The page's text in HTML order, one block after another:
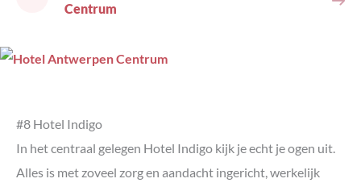
Centrum
#8 Hotel Indigo
In het centraal gelegen Hotel Indigo kijk je echt je ogen uit.
Alles is met zoveel zorg en aandacht ingericht, werkelijk